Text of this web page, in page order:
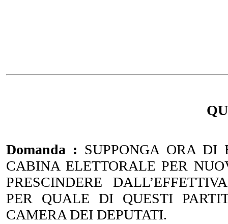
Domanda : SUPPONGA ORA DI
CABINA ELETTORALE PER
PRESCINDERE
PER QUALE DI QUESTI
CAMERA DEI DEPUTATI.